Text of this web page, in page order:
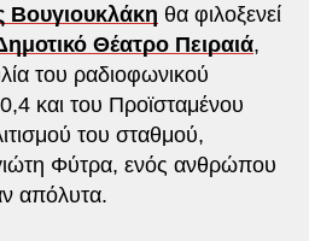
Βουγιουκλάκη θα φιλοξενεί
Θέατρο Πειραιά,
του ραδιοφωνικού
και του Προϊσταμένου
του σταθμού,
Φύτρα, ενός ανθρώπου
απόλυτα.